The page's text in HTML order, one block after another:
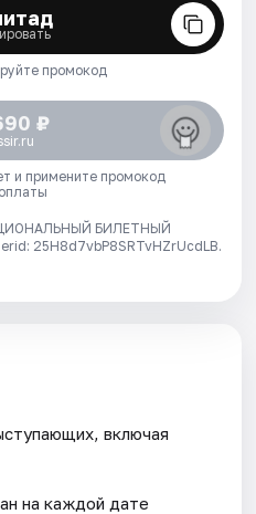
промокод
₽
и примените промокод
БИЛЕТНЫЙ
25H8d7vbP8SRTvHZrUcdLB.
включая
на каждой дате